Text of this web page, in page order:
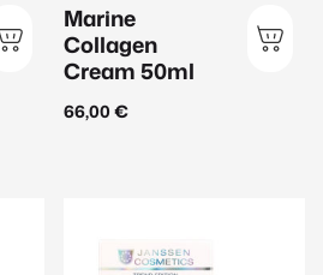
Marine
Collagen
Cream 50ml
66,00€